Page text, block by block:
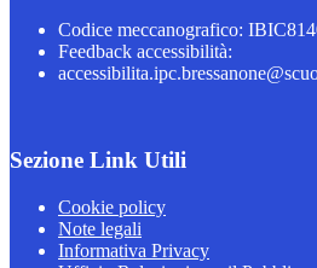
Codice meccanografico:
Feedback accessibilità:
Sezione Link Utili
Cookie policy
Note legali
Informativa Privacy